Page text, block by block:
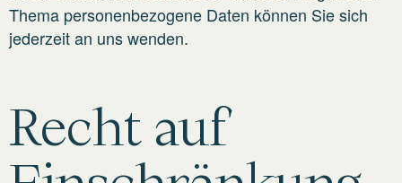
Thema personenbezogene Daten können Sie sich
jederzeit an uns wenden.
Recht auf